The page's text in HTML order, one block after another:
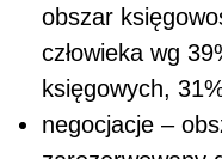
obszar
człowieka wg
księgowych,
negocjacje –